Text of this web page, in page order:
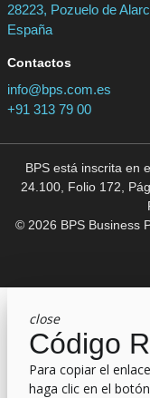
28223, Pozuelo de
España
Contactos
info@bps.com.es
+91 313 79 00
BPS está inscrita en
24.100, Folio 172,
© 2026 BPS Business
close
Código
Para copiar el
haga clic en el